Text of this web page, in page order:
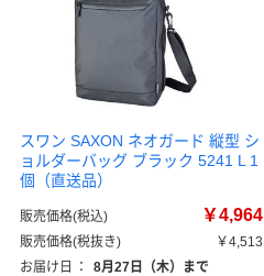
スワン SAXON ネオガード 縦型 シ
ョルダーバッグ ブラック 5241 L 1
個（直送品）
販売価格(税込) ￥4,964
販売価格(税抜き)
￥4,513
お届け日
： 8月27日（木）まで